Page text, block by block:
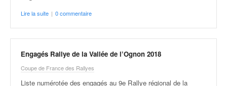
Lire la suite | 0 commentaire
Engagés Rallye de la Vallée de l’Ognon 2018
Coupe de France des Rallyes
Liste numérotée des engagés au 9e Rallye régional de la